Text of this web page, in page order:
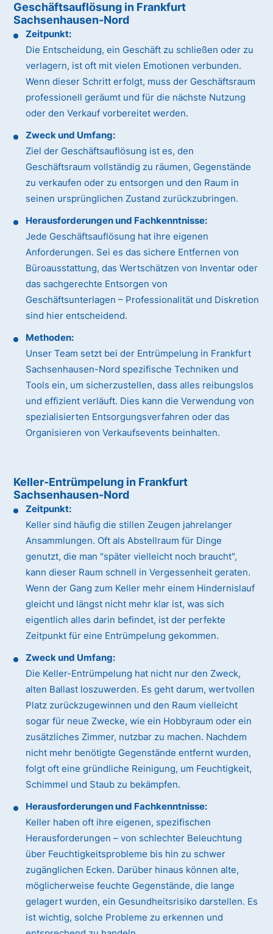
Geschäftsauflösung in Frankfurt
Sachsenhausen-Nord
Zeitpunkt:
Die Entscheidung, ein Geschäft zu schließen oder zu
verlagern, ist oft mit vielen Emotionen verbunden.
Wenn dieser Schritt erfolgt, muss der Geschäftsraum
professionell geräumt und für die nächste Nutzung
oder den Verkauf vorbereitet werden.
Zweck und Umfang:
Ziel der Geschäftsauflösung ist es, den
Geschäftsraum vollständig zu räumen, Gegenstände
zu verkaufen oder zu entsorgen und den Raum in
seinen ursprünglichen Zustand zurückzubringen.
Herausforderungen und Fachkenntnisse:
Jede Geschäftsauflösung hat ihre eigenen
Anforderungen. Sei es das sichere Entfernen von
Büroausstattung, das Wertschätzen von Inventar oder
das sachgerechte Entsorgen von
Geschäftsunterlagen – Professionalität und Diskretion
sind hier entscheidend.
Methoden:
Unser Team setzt bei der Entrümpelung in Frankfurt
Sachsenhausen-Nord spezifische Techniken und
Tools ein, um sicherzustellen, dass alles reibungslos
und effizient verläuft. Dies kann die Verwendung von
spezialisierten Entsorgungsverfahren oder das
Organisieren von Verkaufsevents beinhalten.
Keller-Entrümpelung in Frankfurt
Sachsenhausen-Nord
Zeitpunkt:
Keller sind häufig die stillen Zeugen jahrelanger
Ansammlungen. Oft als Abstellraum für Dinge
genutzt, die man "später vielleicht noch braucht",
kann dieser Raum schnell in Vergessenheit geraten.
Wenn der Gang zum Keller mehr einem Hindernislauf
gleicht und längst nicht mehr klar ist, was sich
eigentlich alles darin befindet, ist der perfekte
Zeitpunkt für eine Entrümpelung gekommen.
Zweck und Umfang:
Die Keller-Entrümpelung hat nicht nur den Zweck,
alten Ballast loszuwerden. Es geht darum, wertvollen
Platz zurückzugewinnen und den Raum vielleicht
sogar für neue Zwecke, wie ein Hobbyraum oder ein
zusätzliches Zimmer, nutzbar zu machen. Nachdem
nicht mehr benötigte Gegenstände entfernt wurden,
folgt oft eine gründliche Reinigung, um Feuchtigkeit,
Schimmel und Staub zu bekämpfen.
Herausforderungen und Fachkenntnisse:
Keller haben oft ihre eigenen, spezifischen
Herausforderungen – von schlechter Beleuchtung
über Feuchtigkeitsprobleme bis hin zu schwer
zugänglichen Ecken. Darüber hinaus können alte,
möglicherweise feuchte Gegenstände, die lange
gelagert wurden, ein Gesundheitsrisiko darstellen. Es
ist wichtig, solche Probleme zu erkennen und